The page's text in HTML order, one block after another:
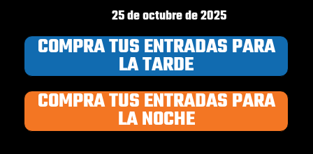
25 de octubre de 2025
COMPRA TUS ENTRADAS PARA
LA TARDE
COMPRA TUS ENTRADAS PARA
LA NOCHE